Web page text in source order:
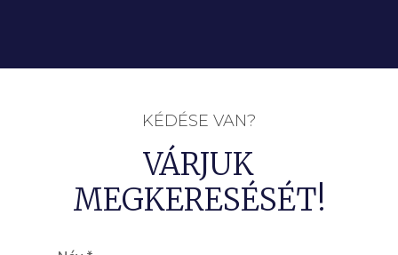
KÉDÉSE VAN?
VÁRJUK
MEGKERESÉSÉT!